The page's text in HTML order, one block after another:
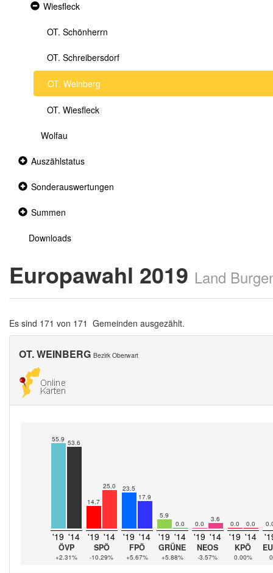
Expanded
Wiesfleck
OT. Schönherrn
OT. Schreibersdorf
OT. Weinberg
OT. Wiesfleck
Wolfau
Collapsed
Auszählstatus
Collapsed
Sonderauswertungen
Collapsed
Summen
Downloads
Europawahl 2019 Land
Es sind 171 von 171 Gemeinden ausgezählt.
OT. WEINBERG Bezirk Oberwart
55.9 53.6
'19 '14
ÖVP
+2.31%
14.7
25.0
'19 '14
SPÖ
-10.29%
23.5
17.9
'19 '14
FPÖ
+5.67%
5.9
0.0
'19 '14
GRÜNE
+5.88%
0.0
3.6
'19 '14
NEOS
-3.57%
0.0 0.0
'19 '14
KPÖ
0.00%